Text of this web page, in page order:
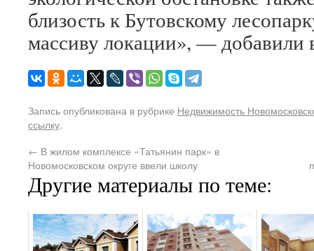
близость к Бутовскому
массиву локации», — добавили
Запись опубликована в рубрике Недвижимость
ссылку.
← В жилом комплексе «Татьянин парк» в
Новомосковском округе ввели школу
Другие материалы по теме: